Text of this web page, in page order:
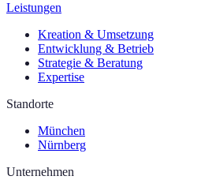
Leistungen
Kreation & Umsetzung
Entwicklung & Betrieb
Strategie & Beratung
Expertise
Standorte
München
Nürnberg
Unternehmen